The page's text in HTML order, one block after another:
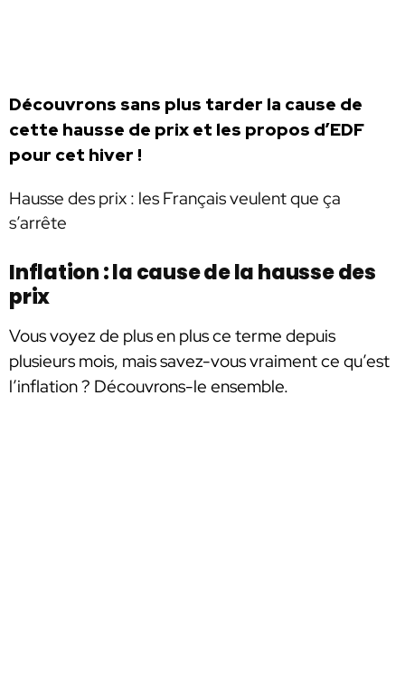
Découvrons sans plus tarder la cause de
cette hausse de prix et les propos d’EDF
pour cet hiver !
Hausse des prix : les Français veulent que ça
s’arrête
Inflation : la cause de la hausse des
prix
Vous voyez de plus en plus ce terme depuis
plusieurs mois, mais savez-vous vraiment ce qu’est
l’inflation ? Découvrons-le ensemble.